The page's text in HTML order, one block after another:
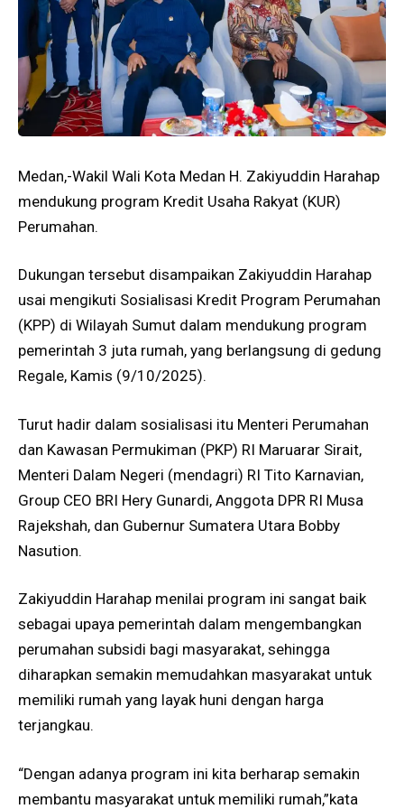
Medan,-Wakil Wali Kota Medan H. Zakiyuddin Harahap
mendukung program Kredit Usaha Rakyat (KUR)
Perumahan.
Dukungan tersebut disampaikan Zakiyuddin Harahap
usai mengikuti Sosialisasi Kredit Program Perumahan
(KPP) di Wilayah Sumut dalam mendukung program
pemerintah 3 juta rumah, yang berlangsung di gedung
Regale, Kamis (9/10/2025).
Turut hadir dalam sosialisasi itu Menteri Perumahan
dan Kawasan Permukiman (PKP) RI Maruarar Sirait,
Menteri Dalam Negeri (mendagri) RI Tito Karnavian,
Group CEO BRI Hery Gunardi, Anggota DPR RI Musa
Rajekshah, dan Gubernur Sumatera Utara Bobby
Nasution.
Zakiyuddin Harahap menilai program ini sangat baik
sebagai upaya pemerintah dalam mengembangkan
perumahan subsidi bagi masyarakat, sehingga
diharapkan semakin memudahkan masyarakat untuk
memiliki rumah yang layak huni dengan harga
terjangkau.
“Dengan adanya program ini kita berharap semakin
membantu masyarakat untuk memiliki rumah,”kata